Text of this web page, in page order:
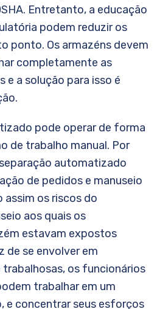
Entretanto, a educação
podem reduzir os
ponto. Os armazéns devem
completamente as
e a solução para isso é
pode operar de forma
de trabalho manual. Por
automatizado
de pedidos e manuseio
assim os riscos do
aos quais os
estavam expostos
de se envolver em
os funcionários
trabalhar em um
e concentrar seus esforços